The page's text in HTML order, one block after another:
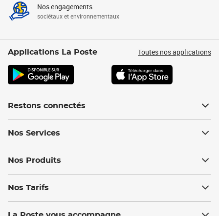
Nos engagements
sociétaux et environnementaux
Applications La Poste Toutes nos applications
Restons connectés
Nos Services
Nos Produits
Nos Tarifs